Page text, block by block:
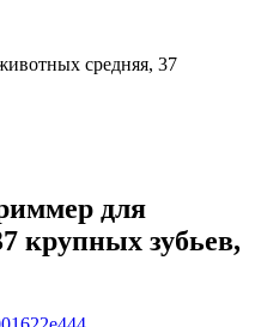
средняя, 37
для
крупных зубьев,